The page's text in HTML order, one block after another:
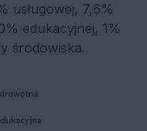
usługowej, 7,6%
edukacyjnej, 1%
środowiska.